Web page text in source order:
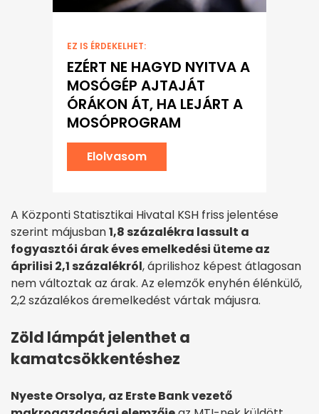
EZ IS ÉRDEKELHET:
EZÉRT NE HAGYD NYITVA A
MOSÓGÉP AJTAJÁT
ÓRÁKON ÁT, HA LEJÁRT A
MOSÓPROGRAM
Elolvasom
A Központi Statisztikai Hivatal KSH friss jelentése
szerint májusban1,8 százalékra lassult a
fogyasztói árak éves emelkedési üteme az
áprilisi 2,1 százalékról, áprilishoz képest átlagosan
nem változtak az árak. Az elemzők enyhén élénkülő,
2,2 százalékos áremelkedést vártak májusra.
Zöld lámpát jelenthet a
kamatcsökkentéshez
Nyeste Orsolya, az Erste Bank vezető